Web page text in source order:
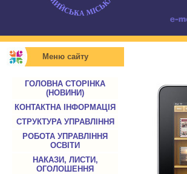
Меню сайту
ГОЛОВНА СТОРІНКА
(НОВИНИ)
КОНТАКТНА ІНФОРМАЦІЯ
СТРУКТУРА УПРАВЛІННЯ
РОБОТА УПРАВЛІННЯ
ОСВІТИ
НАКАЗИ, ЛИСТИ,
ОГОЛОШЕННЯ